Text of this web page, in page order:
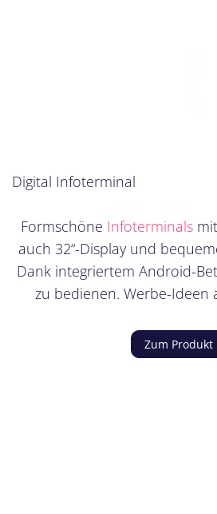
Digital Infoterminal
Formschöne Infoterminals
auch 32“-Display und
Dank integriertem Android-
zu bedienen. Werbe-Ideen
Zum Produkt